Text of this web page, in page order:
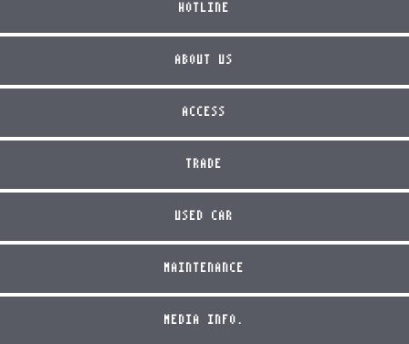
HOTLINE
ABOUT US
ACCESS
TRADE
USED CAR
MAINTENANCE
MEDIA INFO.